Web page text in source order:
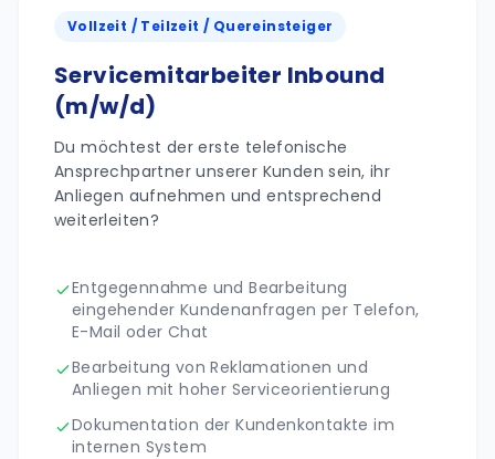
Vollzeit / Teilzeit / Quereinsteiger
Servicemitarbeiter Inbound
(m/w/d)
Du möchtest der erste telefonische
Ansprechpartner unserer Kunden sein, ihr
Anliegen aufnehmen und entsprechend
weiterleiten?
Entgegennahme und Bearbeitung
eingehender Kundenanfragen per Telefon,
E-Mail oder Chat
Bearbeitung von Reklamationen und
Anliegen mit hoher Serviceorientierung
Dokumentation der Kundenkontakte im
internen System